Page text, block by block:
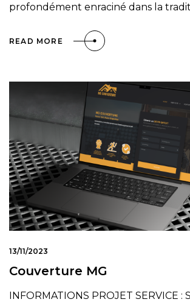
profondément enraciné dans la
READ MORE
13/11/2023
Couverture MG
INFORMATIONS PROJET SERVICE